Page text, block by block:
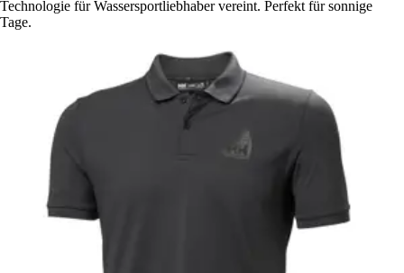
Technologie für Wassersportliebhaber vereint. Perfekt für sonnige
Tage.